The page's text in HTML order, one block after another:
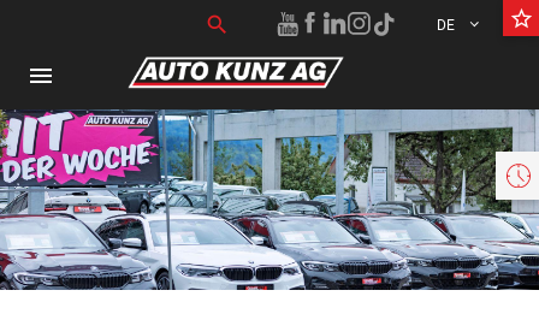
menu
Suchen nach:
search DE star_border